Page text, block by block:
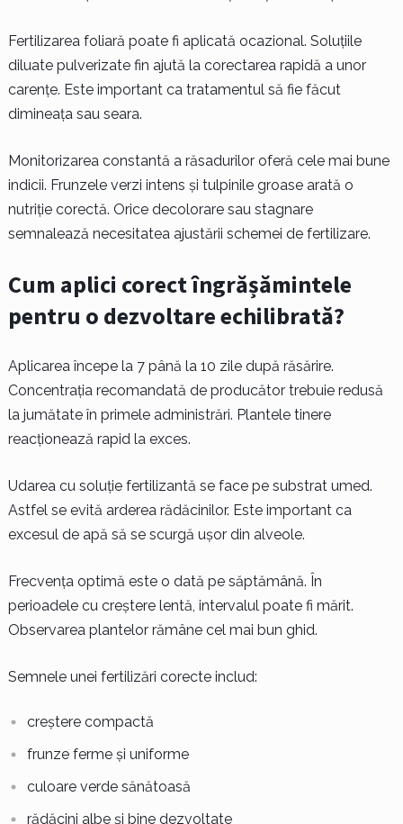
Fertilizarea foliară poate fi aplicată ocazional. Soluțiile
diluate pulverizate fin ajută la corectarea rapidă a unor
carențe. Este important ca tratamentul să fie făcut
dimineața sau seara.
Monitorizarea constantă a răsadurilor oferă cele mai bune
indicii. Frunzele verzi intens și tulpinile groase arată o
nutriție corectă. Orice decolorare sau stagnare
semnalează necesitatea ajustării schemei de fertilizare.
Cum aplici corect îngrășămintele
pentru o dezvoltare echilibrată?
Aplicarea începe la 7 până la 10 zile după răsărire.
Concentrația recomandată de producător trebuie redusă
la jumătate în primele administrări. Plantele tinere
reacționează rapid la exces.
Udarea cu soluție fertilizantă se face pe substrat umed.
Astfel se evită arderea rădăcinilor. Este important ca
excesul de apă să se scurgă ușor din alveole.
Frecvența optimă este o dată pe săptămână. În
perioadele cu creștere lentă, intervalul poate fi mărit.
Observarea plantelor rămâne cel mai bun ghid.
Semnele unei fertilizări corecte includ:
creștere compactă
frunze ferme și uniforme
culoare verde sănătoasă
rădăcini albe și bine dezvoltate